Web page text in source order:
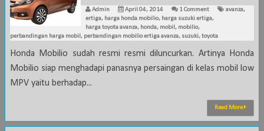
Admin April 04, 2014 1 Comment avanza,
ertiga, harga honda mobilio, harga suzuki ertiga,
harga toyota avanza, honda, mobil , mobilio,
perbandingan harga mobil , perbandingan mobilio ertiga avanza, suzuki,toyota
Honda Mobilio sudah resmi resmi diluncurkan. Artinya Honda
Mobilio siap menghadapi panasnya persaingan di kelas mobil low
MPV yaitu berhadap...
Read More